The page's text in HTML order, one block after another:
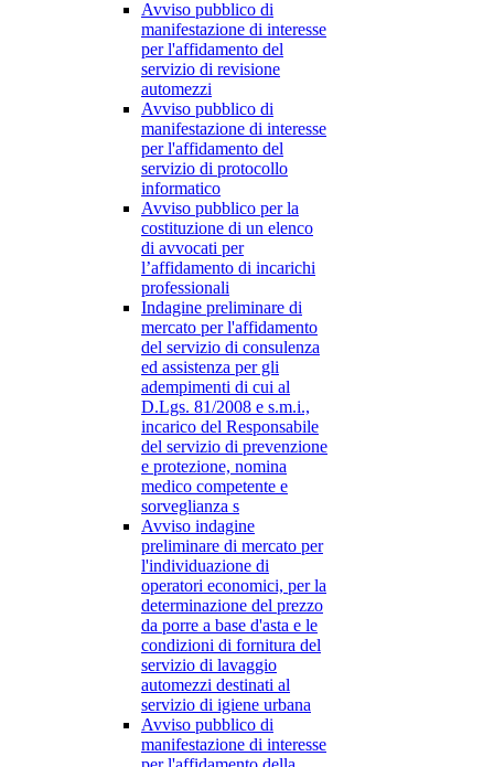
Avviso pubblico di
manifestazione di interesse
per l'affidamento del
servizio di revisione
automezzi
Avviso pubblico di
manifestazione di interesse
per l'affidamento del
servizio di protocollo
informatico
Avviso pubblico per la
costituzione di un elenco
di avvocati per
l’affidamento di incarichi
professionali
Indagine preliminare di
mercato per l'affidamento
del servizio di consulenza
ed assistenza per gli
adempimenti di cui al
D.Lgs. 81/2008 e s.m.i.,
incarico del Responsabile
del servizio di prevenzione
e protezione, nomina
medico competente e
sorveglianza s
Avviso indagine
preliminare di mercato per
l'individuazione di
operatori economici, per la
determinazione del prezzo
da porre a base d'asta e le
condizioni di fornitura del
servizio di lavaggio
automezzi destinati al
servizio di igiene urbana
Avviso pubblico di
manifestazione di interesse